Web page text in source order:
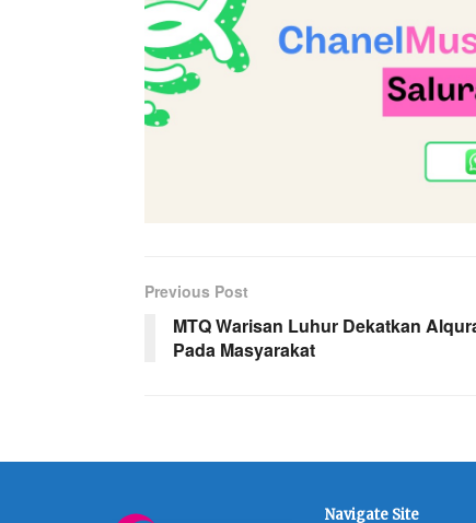
Previous Post
MTQ Warisan Luhur Dekatkan
Pada Masyarakat
Navigate Site